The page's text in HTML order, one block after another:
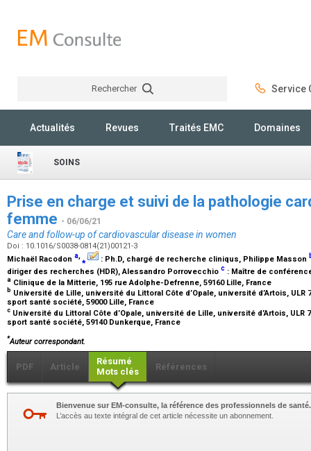
Rechercher Service
Actualités Revues Traités EMC Domaines
SOINS
Prise en charge et suivi de la pathologie
femme - 06/06/21
Care and follow-up of cardiovascular disease in women
Doi : 10.1016/S0038-0814(21)00121-3
Michaël Racodon a,⁎ : Ph.D, chargé de recherche cliniqus, Philippe Masson
diriger des recherches (HDR), Alessandro Porrovecchio c : Maître de
a Clinique de la Mitterie, 195 rue Adolphe-Defrenne, 59160 Lille, France
b Université de Lille, université du Littoral Côte d’Opale, université d’Artois,
sport santé société, 59000 Lille, France
c Université du Littoral Côte d’Opale, université de Lille, université d’Artois,
sport santé société, 59140 Dunkerque, France
*Auteur correspondant.
PDF Article
Résumé
Mots clés
Références
Bienvenue sur EM-consulte, la référence des professionnels de santé.
L’accès au texte intégral de cet article nécessite un abonnement.